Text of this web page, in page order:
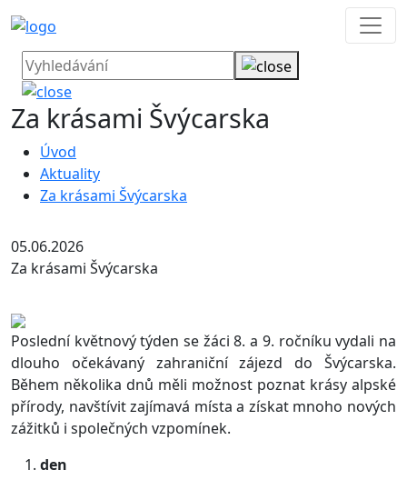
Za krásami Švýcarska
Úvod
Aktuality
Za krásami Švýcarska
05.06.2026
Za krásami Švýcarska
Poslední květnový týden se žáci 8. a 9. ročníku vydali na
dlouho očekávaný zahraniční zájezd do Švýcarska.
Během několika dnů měli možnost poznat krásy alpské
přírody, navštívit zajímavá místa a získat mnoho nových
zážitků i společných vzpomínek.
den